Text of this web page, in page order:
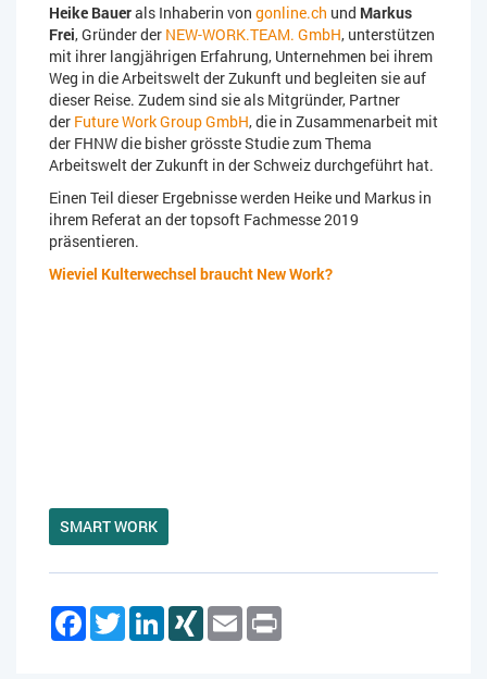
Heike Bauerals Inhaberin von gonline.ch und Markus
Frei, Gründer der NEW-WORK.TEAM. GmbH, unterstützen
mit ihrer langjährigen Erfahrung, Unternehmen bei ihrem
Weg in die Arbeitswelt der Zukunft und begleiten sie auf
dieser Reise. Zudem sind sie als Mitgründer, Partner
der Future Work Group GmbH, die in Zusammenarbeit mit
der FHNW die bisher grösste Studie zum Thema
Arbeitswelt der Zukunft in der Schweiz durchgeführt hat.
Einen Teil dieser Ergebnisse werden Heike und Markus in
ihrem Referat an der topsoft Fachmesse 2019
präsentieren.
Wieviel Kulterwechsel braucht New Work?
SMART WORK
FacebookTwitterLinkedInXING Email